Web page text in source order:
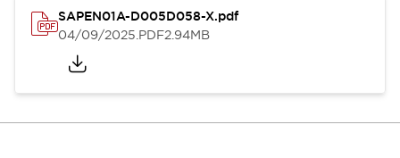
SAPEN01A-D005D058-X.pdf
04/09/2025.PDF2.94MB